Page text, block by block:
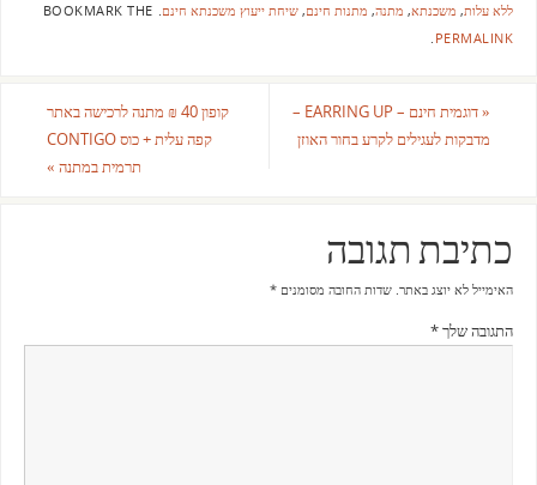
ללא עלות, משכנתא, מתנה, מתנות חינם, שיחת ייעוץ משכנתא חינם.
PERMALINK
.
«
דוגמית חינם – EARRING UP –
מדבקות לעגילים לקרע בחור האוזן
קופון 40 ₪ מתנה לרכישה באתר
קפה עלית + כוס CONTIGO
תרמית במתנה »
כתיבת תגובה
האימייל לא יוצג באתר. שדות החובה מסומנים *
התגובה שלך*